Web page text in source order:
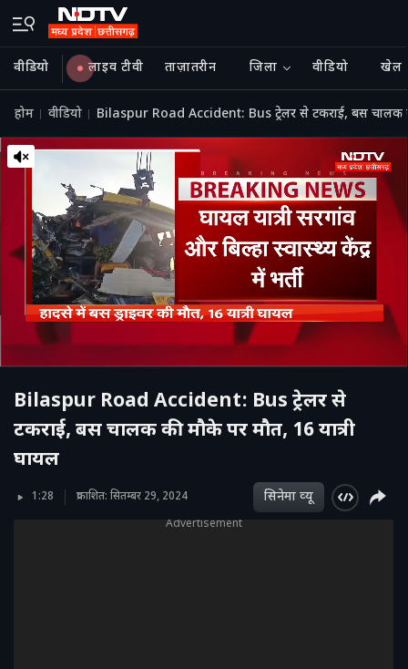
वीडियो लाइव टीवी ताज़ातरीन जिला वीडियो खेल
होम वीडियो Bilaspur Road Accident: Bus ट्रेलर से टकराई, बस चालक
Bilaspur Road Accident: Bus ट्रेलर से
टकराई, बस चालक की मौके पर मौत, 16 यात्री
घायल
1:28 प्रकाशित: सितम्बर 29, 2024 सिनेमा व्‍यू
Advertisement